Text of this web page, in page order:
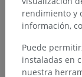
rendimiento y
información,
Puede
instaladas en
nuestra